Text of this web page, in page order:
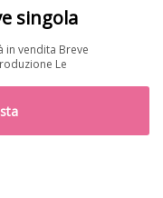
singola
in vendita Breve
Le